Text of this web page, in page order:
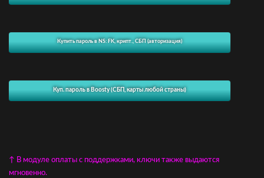
Купить пароль в NS: FK, крипт., СБП (авторизация)
Куп. пароль в Boosty (СБП, карты любой страны)
↑ В модуле оплаты с поддержками, ключи также выдаются
мгновенно.